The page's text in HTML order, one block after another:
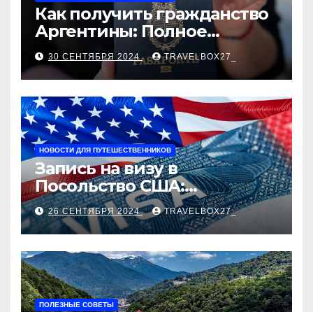
Как получить гражданство
Аргентины: Полное
руководство
30 СЕНТЯБРЯ 2024 TRAVELBOX27_
НОВОСТИ ДЛЯ ПУТЕШЕСТВЕННИКОВ
Запись на визу в
Посольство США:
Пошаговое руководство
26 СЕНТЯБРЯ 2024 TRAVELBOX27_
ПОЛЕЗНЫЕ СОВЕТЫ